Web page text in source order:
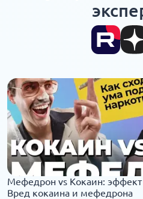
Мефедрон vs Кокаин: эффект
Вред кокаина и мефедрона